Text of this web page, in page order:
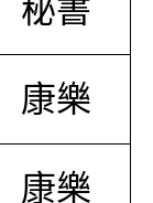
秘書
康樂
康樂